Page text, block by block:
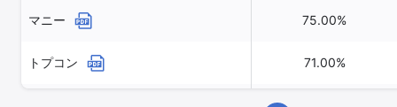
マニー 75.00%
トプコン 71.00%